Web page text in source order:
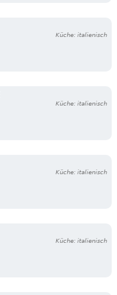
Küche: italienisch
Küche: italienisch
Küche: italienisch
Küche: italienisch